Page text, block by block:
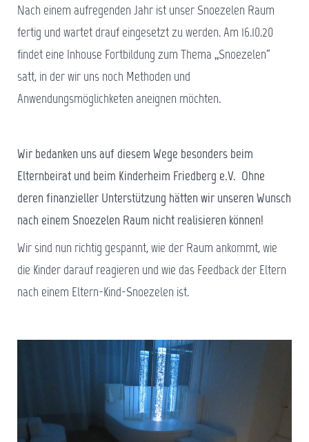
Nach einem aufregenden Jahr ist unser Snoezelen Raum
fertig und wartet drauf eingesetzt zu werden. Am 16.10.20
findet eine Inhouse Fortbildung zum Thema „Snoezelen“
satt, in der wir uns noch Methoden und
Anwendungsmöglichketen aneignen möchten.
Wir bedanken uns auf diesem Wege besonders beim
Elternbeirat und beim Kinderheim Friedberg e.V. Ohne
deren finanzieller Unterstützung hätten wir unseren Wunsch
nach einem Snoezelen Raum nicht realisieren können!
Wir sind nun richtig gespannt, wie der Raum ankommt, wie
die Kinder darauf reagieren und wie das Feedback der Eltern
nach einem Eltern-Kind-Snoezelen ist.